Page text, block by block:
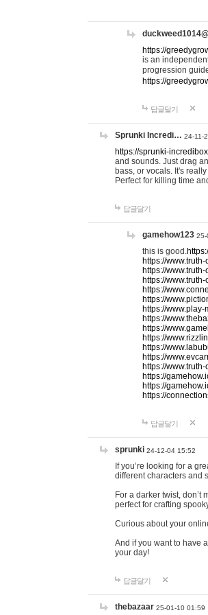
https://
is an
progression
https://
답글달기
Sprunki Incredi… 24-11-
https://sprunki-
and sounds. Just drag
bass, or vocals. It's
Perfect for killing time
답글달기
gamehow123 25-
this is good.
https://
https://
https://
https://
https://
https://
https://
https://
https://
https://
https://
https://
https://
https://
https://
답글달기
sprunki 24-12-04 15:52
If you’re looking for a
different characters and
For a darker twist, don’t
perfect for crafting
Curious about your
And if you want to have
your day!
답글달기
thebazaar 25-01-10 01:59